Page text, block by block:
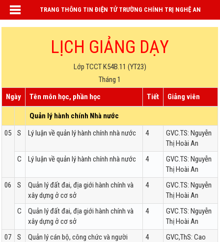
TRANG THÔNG TIN ĐIỆN TỬ TRƯỜNG CHÍNH TRỊ NGHỆ AN
LỊCH GIẢNG DẠY
Lớp TCCT K54B.11 (YT23)
Tháng 1
Ngày
Tên môn học, phần học Tiết Giảng viên
Quản lý hành chính Nhà nước
05
S Lý luận về quản lý hành chính nhà nước 4
GVC.TS: Nguyễn
Thị Hoài An
C
Lý luận về quản lý hành chính nhà nước 4
GVC.TS: Nguyễn
Thị Hoài An
06
S
Quản lý đất đai, địa giới hành chính và
xây dựng ở cơ sở
4
GVC.TS: Nguyễn
Thị Hoài An
C
Quản lý đất đai, địa giới hành chính và
xây dựng ở cơ sở
4
GVC.TS: Nguyễn
Thị Hoài An
07
S
Quản lý cán bộ, công chức và người
4
GVC,ThS: Cao